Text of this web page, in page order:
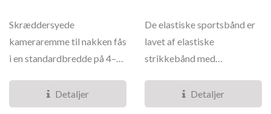
Skræddersyede
kameraremme til nakken fås
i en standardbredde på 4–5
Detaljer
De elastiske sportsbånd er
lavet af elastiske
strikkebånd med
behageligt...Detaljer